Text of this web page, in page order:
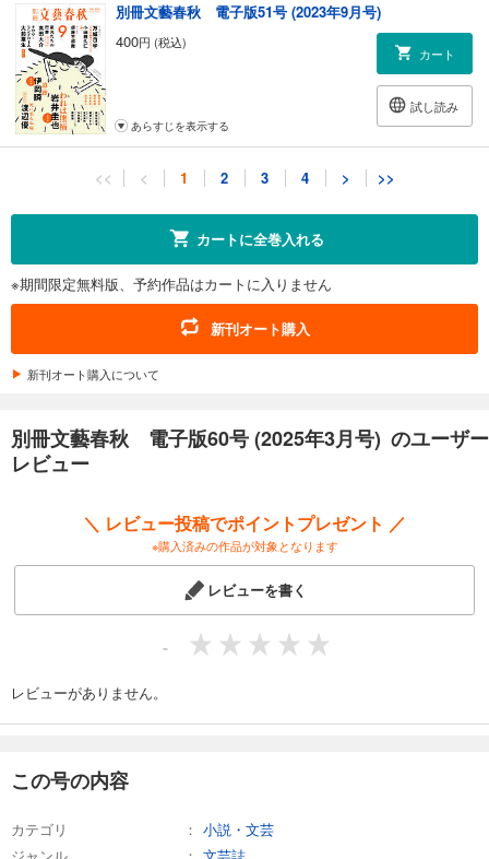
別冊文藝春秋 電子版51号 (2023年9月号)
400円 (税込)
カート
試し読み
あらすじを表示する
別冊文藝春秋 電子版50号 (2023年7月号)
試し読み
あらすじを表示する
別冊文藝春秋 電子版49号 (2023年5月号)
400円 (税込)
あらすじを表示する
499
あらすじを表示する
別冊文藝春秋 電子版47号 (2023年1月号)
別冊文藝春秋 電子版46号 (2022年11月号)
<< < 1 2 3 4 > >>
カートに全巻入れる
※期間限定無料版、予約作品はカートに入りません
新刊オート購入
新刊オート購入について
別冊文藝春秋 電子版60号 (2025年3月号) のユーザー
レビュー
＼ レビュー投稿でポイントプレゼント ／
※購入済みの作品が対象となります
レビューを書く
-
レビューがありません。
この号の内容
カテゴリ
小説・文芸